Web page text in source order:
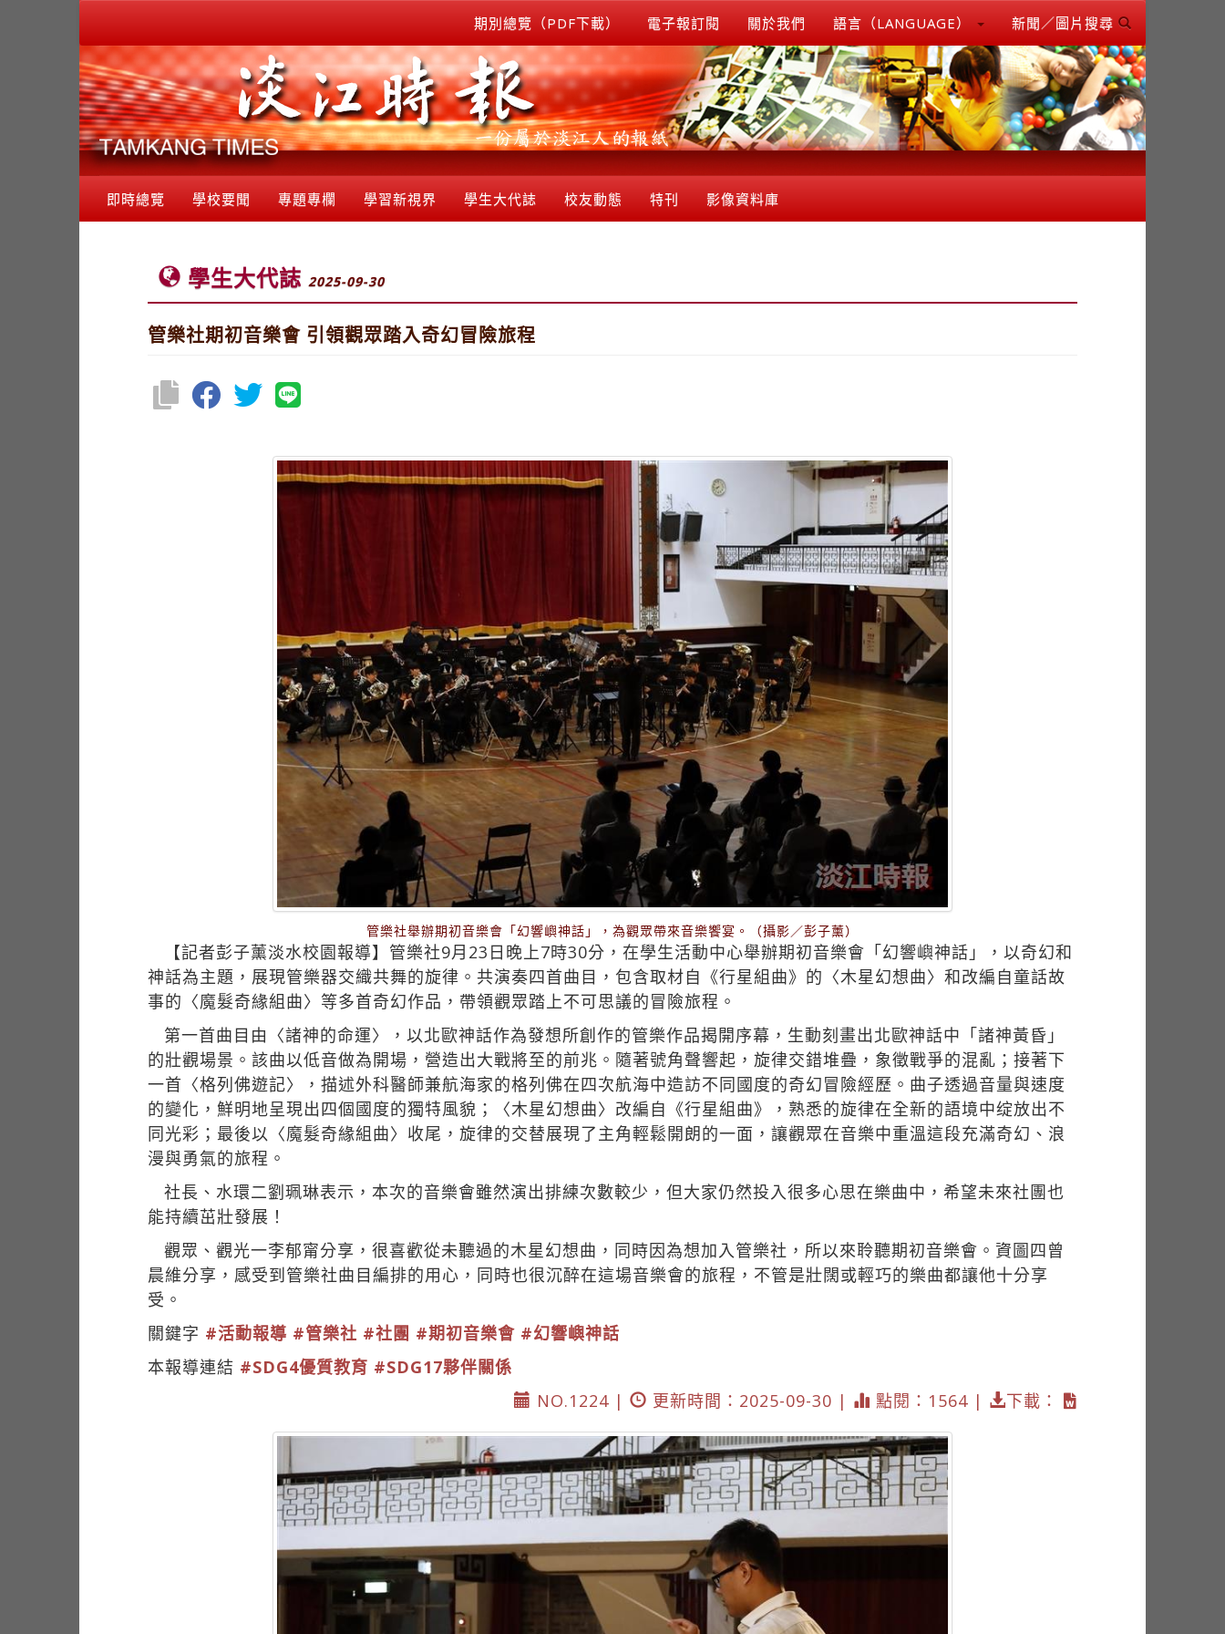
期別總覽（PDF下載） 電子報訂閱 關於我們 語言（LANGUAGE） 新聞／圖片搜尋
即時總覽 學校要聞 專題專欄 學習新視界 學生大代誌 校友動態 特刊 影像資料庫
學生大代誌 2025-09-30
管樂社期初音樂會 引領觀眾踏入奇幻冒險旅程
管樂社舉辦期初音樂會「幻響嶼神話」，為觀眾帶來音樂饗宴。（攝影／彭子薰）
【記者彭子薰淡水校園報導】管樂社9月23日晚上7時30分，在學生活動中心舉辦期初音樂會「幻響嶼神話」，以奇幻和
神話為主題，展現管樂器交織共舞的旋律。共演奏四首曲目，包含取材自《行星組曲》的〈木星幻想曲〉和改編自童話故
事的〈魔髮奇緣組曲〉等多首奇幻作品，帶領觀眾踏上不可思議的冒險旅程。
第一首曲目由〈諸神的命運〉，以北歐神話作為發想所創作的管樂作品揭開序幕，生動刻畫出北歐神話中「諸神黃昏」
的壯觀場景。該曲以低音做為開場，營造出大戰將至的前兆。隨著號角聲響起，旋律交錯堆疊，象徵戰爭的混亂；接著下
一首〈格列佛遊記〉，描述外科醫師兼航海家的格列佛在四次航海中造訪不同國度的奇幻冒險經歷。曲子透過音量與速度
的變化，鮮明地呈現出四個國度的獨特風貌；〈木星幻想曲〉改編自《行星組曲》，熟悉的旋律在全新的語境中绽放出不
同光彩；最後以〈魔髮奇緣組曲〉收尾，旋律的交替展現了主角輕鬆開朗的一面，讓觀眾在音樂中重溫這段充滿奇幻、浪
漫與勇氣的旅程。
社長、水環二劉珮琳表示，本次的音樂會雖然演出排練次數較少，但大家仍然投入很多心思在樂曲中，希望未來社團也
能持續茁壯發展！
觀眾、觀光一李郁甯分享，很喜歡從未聽過的木星幻想曲，同時因為想加入管樂社，所以來聆聽期初音樂會。資圖四曾
晨維分享，感受到管樂社曲目編排的用心，同時也很沉醉在這場音樂會的旅程，不管是壯闊或輕巧的樂曲都讓他十分享
受。
關鍵字 #活動報導 #管樂社 #社團 #期初音樂會 #幻響嶼神話
本報導連結 #SDG4優質教育 #SDG17夥伴關係
NO.1224 |
更新時間：2025-09-30 | 點閱：1564 | 下載：